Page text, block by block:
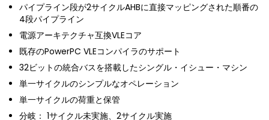
パイプライン段が2サイクルAHBに直接マッピングされた順番の
4段パイプライン
電源アーキテクチャ互換VLEコア
既存のPowerPC VLEコンパイラのサポート
32ビットの統合バスを搭載したシングル・イシュー・マシン
単一サイクルのシンプルなオペレーション
単一サイクルの荷重と保管
分岐： 1サイクル未実施、2サイクル実施